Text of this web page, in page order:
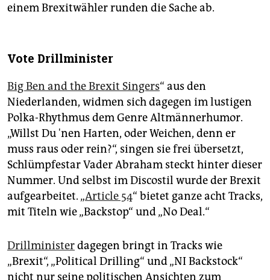
einem Brexitwähler runden die Sache ab.
Vote Drillminister
Big Ben and the Brexit Singers“ aus den
Niederlanden, widmen sich dagegen im lustigen
Polka-Rhythmus dem Genre Altmännerhumor.
„Willst Du 'nen Harten, oder Weichen, denn er
muss raus oder rein?“, singen sie frei übersetzt,
Schlümpfestar Vader Abraham steckt hinter dieser
Nummer. Und selbst im Discostil wurde der Brexit
aufgearbeitet. „Article 54“ bietet ganze acht Tracks,
mit Titeln wie „Backstop“ und „No Deal.“
Drillministerdagegen bringt in Tracks wie
„Brexit“, „Political Drilling“ und „NI Backstock“
nicht nur seine politischen Ansichten zum